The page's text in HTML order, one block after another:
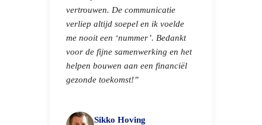
vertrouwen. De communicatie
verliep altijd soepel en ik voelde
me nooit een ‘nummer’. Bedankt
voor de fijne samenwerking en het
helpen bouwen aan een financiël
gezonde toekomst!”
Sikko Hoving